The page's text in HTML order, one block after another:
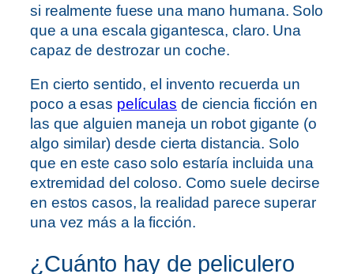
si realmente fuese una mano humana. Solo
que a una escala gigantesca, claro. Una
capaz de destrozar un coche.
En cierto sentido, el invento recuerda un
poco a esas películas de ciencia ficción en
las que alguien maneja un robot gigante (o
algo similar) desde cierta distancia. Solo
que en este caso solo estaría incluida una
extremidad del coloso. Como suele decirse
en estos casos, la realidad parece superar
una vez más a la ficción.
¿Cuánto hay de peliculero